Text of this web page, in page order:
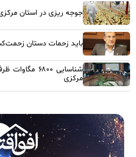
جوجه ریزی در استان مرکزی به بیش از ۶
باید زحمات دستان
شناسایی
مرکزی